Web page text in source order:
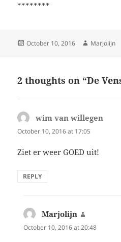
********
Posted
October 10, 2016 Author
Marjolijn
2 thoughts on “De
wim van willegen
October 10, 2016 at 17:05
Ziet er weer GOED uit!
REPLY
Marjolijn
October 10, 2016 at 20:48